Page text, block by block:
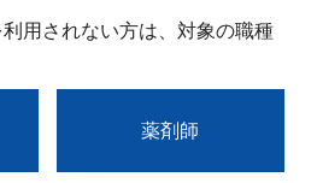
用されない方は、対象の職種
薬剤師